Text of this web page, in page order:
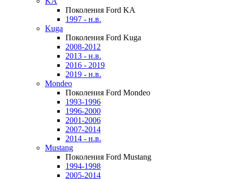
Поколения Ford KA
1997 - н.в.
Kuga
Поколения Ford Kuga
2008-2012
2013 - н.в.
2016 - 2019
2019 - н.в.
Mondeo
Поколения Ford Mondeo
1993-1996
1996-2000
2001-2006
2007-2014
2014 - н.в.
Mustang
Поколения Ford Mustang
1994-1998
2005-2014